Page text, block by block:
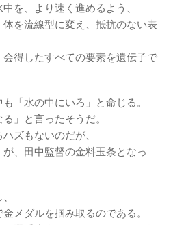
を、より速く進めるよう、
を流線型に変え、抵抗のない表
得したすべての要素を遺伝子で
「水の中にいろ」と命じる。
」と言ったそうだ。
ズもないのだが、
、田中監督の金料玉条となっ
メダルを掴み取るのである。